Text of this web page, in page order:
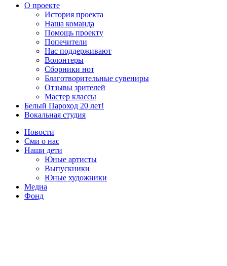
О проекте
История проекта
Наша команда
Помощь проекту
Попечители
Нас поддерживают
Волонтеры
Сборники нот
Благотворительные сувениры
Отзывы зрителей
Мастер классы
Белый Пароход 20 лет!
Вокальная студия
Новости
Сми о нас
Наши дети
Юные артисты
Выпускники
Юные художники
Медиа
Фонд